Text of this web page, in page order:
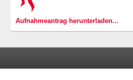
Aufnahmeantrag herunterladen...